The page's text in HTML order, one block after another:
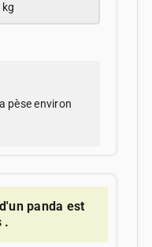
pèse environ
panda est
.